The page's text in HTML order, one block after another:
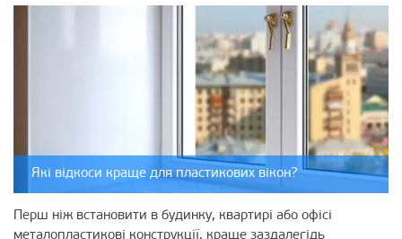
Які відкоси краще для пластикових вікон?
Перш ніж встановити в будинку, квартирі або офісі
металопластикові конструкції, краще заздалегідь